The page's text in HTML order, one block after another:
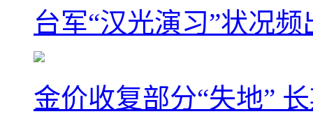
台军“汉光演习”状况
金价收复部分“失地”